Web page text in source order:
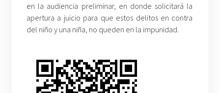
en la audiencia preliminar, en donde solicitará la
apertura a juicio para que estos delitos en contra
del niño y una niña, no queden en la impunidad.